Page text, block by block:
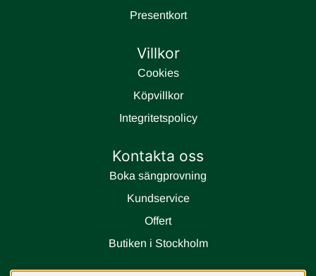
Presentkort
Villkor
Cookies
Köpvillkor
Integritetspolicy
Kontakta oss
Boka sängprovning
Kundservice
Offert
Butiken i Stockholm